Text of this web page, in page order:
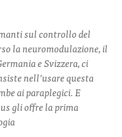
sul controllo del
la neuromodulazione, il
e Svizzera, ci
nell’usare questa
ai paraplegici. E
gli offre la prima